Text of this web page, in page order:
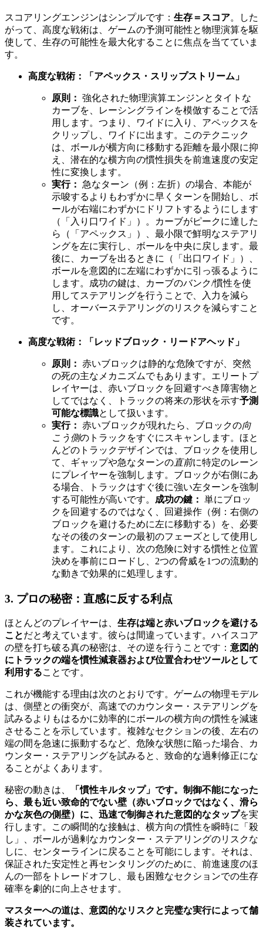
スコアリングエンジンはシンプルです： 生存＝スコア。した
がって、高度な戦術は、ゲームの予測可能性と物理演算を駆
使して、生存の可能性を最大化することに焦点を当てていま
す。
高度な戦術：「アペックス・スリップストリーム」
原則： 強化された物理演算エンジンとタイトな
カーブを、レーシングラインを模倣することで活
用します。つまり、ワイドに入り、アペックスを
クリップし、ワイドに出ます。このテクニック
は、ボールが横方向に移動する距離を最小限に抑
え、潜在的な横方向の慣性損失を前進速度の安定
性に変換します。
実行：
急なターン（例：左折）の場合、本能が
示唆するよりもわずかに早くターンを開始し、ボ
ールが右端にわずかにドリフトするようにします
（「入り口ワイド」）。カーブがピークに達した
ら（「アペックス」）、最小限で鮮明なステアリ
ングを左に実行し、ボールを中央に戻します。最
後に、カーブを出るときに（「出口ワイド」）、
ボールを意図的に左端にわずかに引っ張るように
します。成功の鍵は、カーブのバンク/慣性を使
用してステアリングを行うことで、入力を減ら
し、オーバーステアリングのリスクを減らすこと
です。
高度な戦術：「レッドブロック・リードアヘッド」
原則： 赤いブロックは静的な危険ですが、突然
の死の主なメカニズムでもあります。エリートプ
レイヤーは、赤いブロックを回避すべき障害物と
してではなく、トラックの将来の形状を示す予測
可能な標識として扱います。
実行： 赤いブロックが現れたら、ブロックの向
こう側のトラックをすぐにスキャンします。ほと
んどのトラックデザインでは、ブロックを使用し
て、ギャップや急なターンの直前に特定のレーン
にプレイヤーを強制します。ブロックが右側にあ
る場合、トラックはすぐ後に強い左ターンを強制
する可能性が高いです。 成功の鍵： 単にブロッ
クを回避するのではなく、回避操作（例：右側の
ブロックを避けるために左に移動する）を、必要
なその後のターンの最初のフェーズとして使用し
ます。これにより、次の危険に対する慣性と位置
決めを事前にロードし、2つの脅威を1つの流動的
な動きで効果的に処理します。
3. プロの秘密：直感に反する利点
ほとんどのプレイヤーは、 生存は端と赤いブロックを避ける
ことだと考えています。彼らは間違っています。ハイスコア
の壁を打ち破る真の秘密は、その逆を行うことです： 意図的
にトラックの端を慣性減衰器および位置合わせツールとして
利用することです。
これが機能する理由は次のとおりです。ゲームの物理モデル
は、側壁との衝突が、高速でのカウンター・ステアリングを
試みるよりもはるかに効率的にボールの横方向の慣性を減速
させることを示しています。複雑なセクションの後、左右の
端の間を急速に振動するなど、危険な状態に陥った場合、カ
ウンター・ステアリングを試みると、致命的な過剰修正にな
ることがよくあります。
秘密の動きは、 「慣性キルタップ」 です。制御不能になった
ら、最も近い致命的でない壁（赤いブロックではなく、滑ら
かな灰色の側壁）に、迅速で制御された意図的なタップを実
行します。この瞬間的な接触は、横方向の慣性を瞬時に「殺
し」、ボールが過剰なカウンター・ステアリングのリスクな
しに、センターラインに戻ることを可能にします。それは、
保証された安定性と再センタリングのために、前進速度のほ
んの一部をトレードオフし、最も困難なセクションでの生存
確率を劇的に向上させます。
マスターへの道は、意図的なリスクと完璧な実行によって舗
装されています。